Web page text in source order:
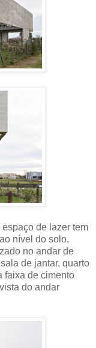
de lazer tem
nível do solo,
no andar de
de jantar, quarto
faixa de cimento
do andar